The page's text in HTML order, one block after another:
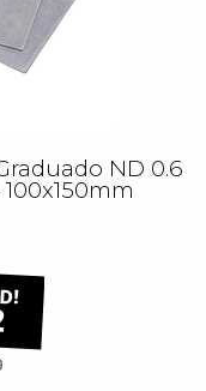
ND 0.6